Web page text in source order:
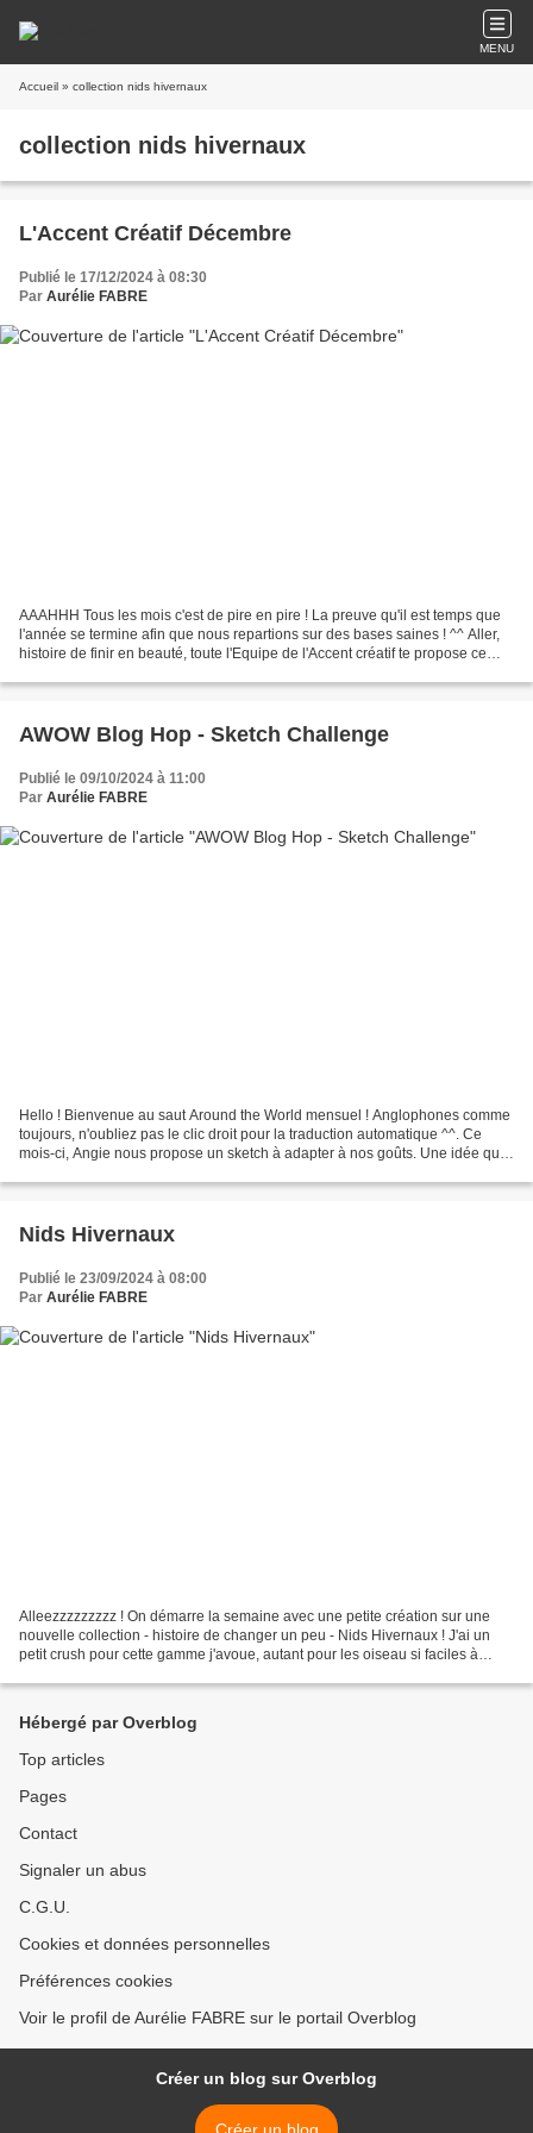
MENU
Accueil » collection nids hivernaux
collection nids hivernaux
L'Accent Créatif Décembre
Publié le 17/12/2024 à 08:30
Par Aurélie FABRE
AAAHHH Tous les mois c'est de pire en pire ! La preuve qu'il est temps que
l'année se termine afin que nous repartions sur des bases saines ! ^^ Aller,
histoire de finir en beauté, toute l'Equipe de l'Accent créatif te propose ce
AWOW Blog Hop - Sketch Challenge
Publié le 09/10/2024 à 11:00
Par Aurélie FABRE
Hello ! Bienvenue au saut Around the World mensuel ! Anglophones comme
toujours, n'oubliez pas le clic droit pour la traduction automatique ^^. Ce
mois-ci, Angie nous propose un sketch à adapter à nos goûts. Une idée qui
Nids Hivernaux
Publié le 23/09/2024 à 08:00
Par Aurélie FABRE
Alleezzzzzzzzz ! On démarre la semaine avec une petite création sur une
nouvelle collection - histoire de changer un peu - Nids Hivernaux ! J'ai un
petit crush pour cette gamme j'avoue, autant pour les oiseau si faciles à
Hébergé par Overblog
Top articles
Pages
Contact
Signaler un abus
C.G.U.
Cookies et données personnelles
Préférences cookies
Voir le profil de Aurélie FABRE sur le portail Overblog
Créer un blog sur Overblog